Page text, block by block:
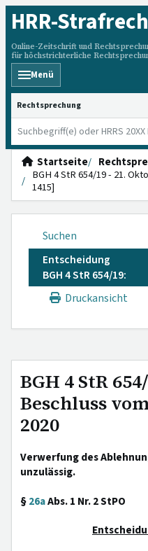
HRR-
Online-Zeitschrift und
für höchstrichterliche
Menü
HRRS durchsuchen
Startseite
BGH 4 StR 654/19 - 21.
1415]
Suchen
Entscheidung
BGH 4 StR 654/19:
Druckansicht
BGH 4 StR
Beschluss
2020
Verwerfung des
unzulässig.
§26aAbs. 1 Nr. 2 StPO